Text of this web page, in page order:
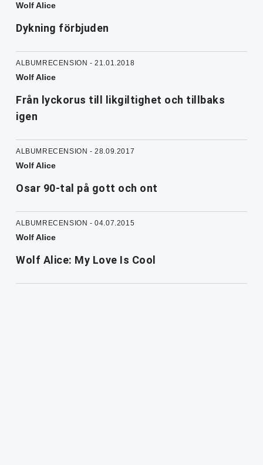
Wolf Alice
Dykning förbjuden
ALBUMRECENSION - 21.01.2018
Wolf Alice
Från lyckorus till likgiltighet och tillbaks
igen
ALBUMRECENSION - 28.09.2017
Wolf Alice
Osar 90-tal på gott och ont
ALBUMRECENSION - 04.07.2015
Wolf Alice
Wolf Alice: My Love Is Cool